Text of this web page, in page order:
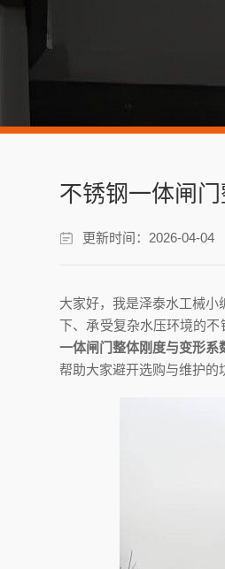
不锈钢一体闸
更新时间：2026-04-04
大家好，我是泽泰水工械
下、承受复杂水压环境的
一体闸门整体刚度与变形系
帮助大家避开选购与维护的